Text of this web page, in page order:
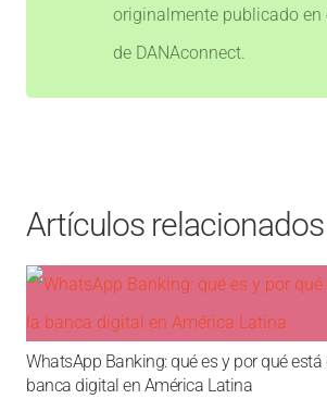
originalmente publicado en
de DANAconnect.
Artículos relacionados
por qué está cambiando la